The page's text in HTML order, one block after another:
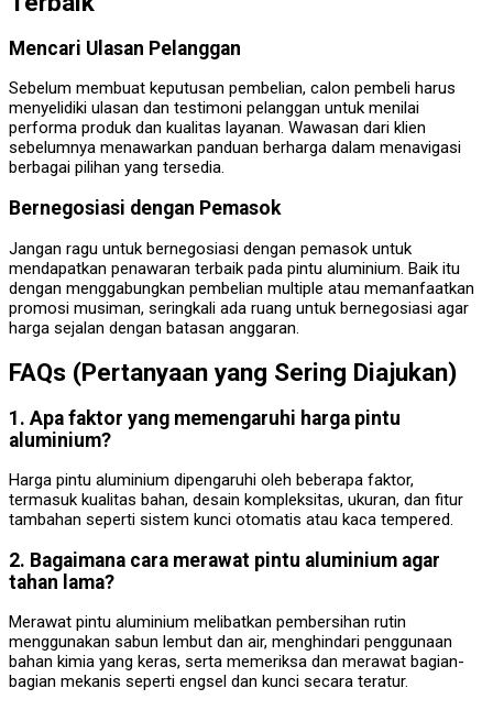
Mencari Ulasan Pelanggan
Sebelum membuat keputusan pembelian, calon pembeli harus
menyelidiki ulasan dan testimoni pelanggan untuk menilai
performa produk dan kualitas layanan. Wawasan dari klien
sebelumnya menawarkan panduan berharga dalam menavigasi
berbagai pilihan yang tersedia.
Bernegosiasi dengan Pemasok
Jangan ragu untuk bernegosiasi dengan pemasok untuk
mendapatkan penawaran terbaik pada pintu aluminium. Baik itu
dengan menggabungkan pembelian multiple atau memanfaatkan
promosi musiman, seringkali ada ruang untuk bernegosiasi agar
harga sejalan dengan batasan anggaran.
FAQs (Pertanyaan yang Sering Diajukan)
1. Apa faktor yang memengaruhi harga pintu
aluminium?
Harga pintu aluminium dipengaruhi oleh beberapa faktor,
termasuk kualitas bahan, desain kompleksitas, ukuran, dan fitur
tambahan seperti sistem kunci otomatis atau kaca tempered.
2. Bagaimana cara merawat pintu aluminium agar
tahan lama?
Merawat pintu aluminium melibatkan pembersihan rutin
menggunakan sabun lembut dan air, menghindari penggunaan
bahan kimia yang keras, serta memeriksa dan merawat bagian-
bagian mekanis seperti engsel dan kunci secara teratur.